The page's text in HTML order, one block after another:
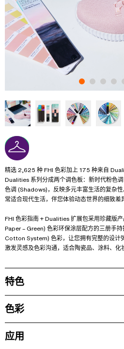
精选 2,625 种 FHI 色彩加上 175 种来自
Dualities 系列分成两个调色板：新时代粉色
色调 (Shadows)，反映多元丰富生活的复杂
常适合现代生活，伴您体验动态世界的细致差
FHI 色彩指南 + Dualities 扩展包采用珍藏版
Paper – Green) 色彩环保涂层配方的三册手
Cotton System) 色彩，让您拥有完整的设计
激发灵感及色彩沟通，适合陶瓷品、涂料、化
特色
色彩
应用